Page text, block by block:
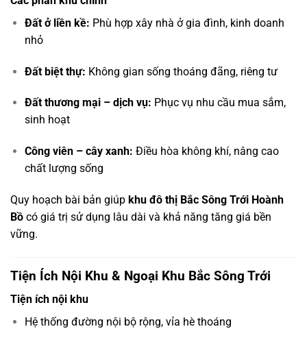
Đất ở liền kề: Phù hợp xây nhà ở gia đình, kinh doanh
nhỏ
Đất biệt thự: Không gian sống thoáng đãng, riêng tư
Đất thương mại – dịch vụ: Phục vụ nhu cầu mua sắm,
sinh hoạt
Công viên – cây xanh: Điều hòa không khí, nâng cao
chất lượng sống
Quy hoạch bài bản giúp khu đô thị Bắc Sông Trới Hoành
Bồ có giá trị sử dụng lâu dài và khả năng tăng giá bền
vững.
Tiện Ích Nội Khu & Ngoại Khu Bắc Sông Trới
Tiện ích nội khu
Hệ thống đường nội bộ rộng, vỉa hè thoáng